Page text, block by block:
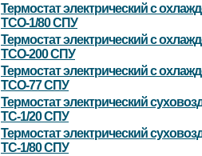
Термостат электрический с
ТСО-1/80 СПУ
Термостат электрический с
ТСО-200 СПУ
Термостат электрический с
ТСО-77 СПУ
Термостат электрический
ТС-1/20 СПУ
Термостат электрический
ТС-1/80 СПУ